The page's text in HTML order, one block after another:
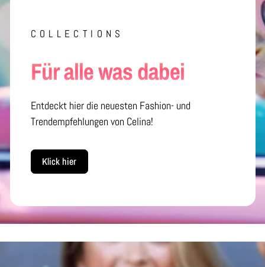
COLLECTIONS
Für alle was dabei
Entdeckt hier die neuesten Fashion- und
Trendempfehlungen von Celina!
Klick hier